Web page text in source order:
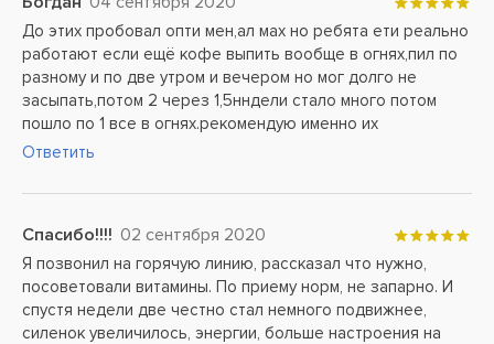
До этих пробовал опти мен,ал мах но ребята ети реально
работают если ещё кофе выпить вообще в огнях,пил по
разному и по две утром и вечером но мог долго не
засыпать,потом 2 через 1,5нндели стало много потом
пошло по 1 все в огнях.рекомендую именно их
Ответить
Спасибо!!!! 02 сентября 2020
Я позвонил на горячую линию, рассказал что нужно,
посоветовали витамины. По приему норм, не запарно. И
спустя недели две честно стал немного подвижнее,
силенок увеличилось, энергии, больше настроения на